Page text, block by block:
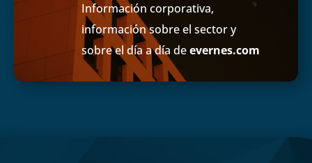
Información corporativa,
información sobre el sector y
sobre el día a día deevernes.com